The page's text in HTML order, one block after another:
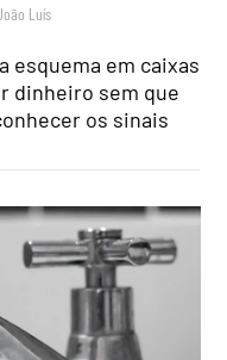
Luís
esquema em caixas
dinheiro sem que
os sinais